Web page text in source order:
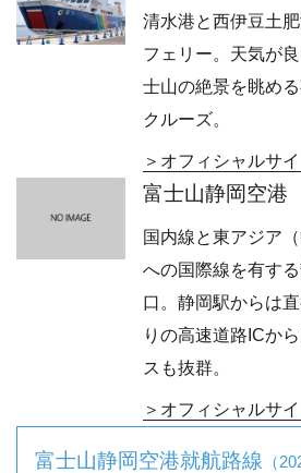
清水港と西伊豆土
フェリー。天気が
士山の絶景を眺め
クルーズ。
オフィシャルサイ
富士山静岡空港
国内線と東アジア
への国際線を有す
口。静岡駅からは
りの高速道路ICか
スも抜群。
オフィシャルサイ
富士山静岡空港就航路線